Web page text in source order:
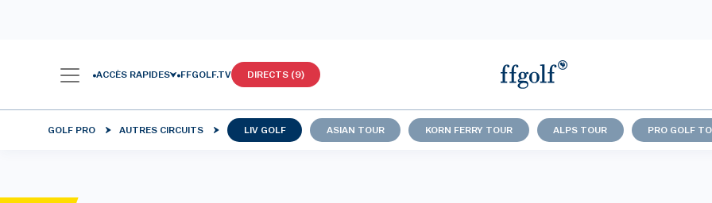
ACCÈS RAPIDES FFGOLF.TV DIRECTS (9)
GOLF PRO AUTRES CIRCUITS LIV GOLF ASIAN TOUR KORN FERRY TOUR ALPS TOUR PRO GOLF